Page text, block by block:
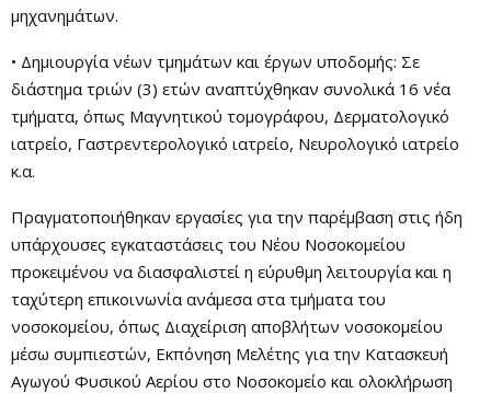
μηχανημάτων.
• Δημιουργία νέων τμημάτων και έργων υποδομής: Σε
διάστημα τριών (3) ετών αναπτύχθηκαν συνολικά 16 νέα
τμήματα, όπως Μαγνητικού τομογράφου, Δερματολογικό
ιατρείο, Γαστρεντερολογικό ιατρείο, Νευρολογικό ιατρείο
κ.α.
Πραγματοποιήθηκαν εργασίες για την παρέμβαση στις ήδη
υπάρχουσες εγκαταστάσεις του Νέου Νοσοκομείου
προκειμένου να διασφαλιστεί η εύρυθμη λειτουργία και η
ταχύτερη επικοινωνία ανάμεσα στα τμήματα του
νοσοκομείου, όπως Διαχείριση αποβλήτων νοσοκομείου
μέσω συμπιεστών, Εκπόνηση Μελέτης για την Κατασκευή
Αγωγού Φυσικού Αερίου στο Νοσοκομείο και ολοκλήρωση